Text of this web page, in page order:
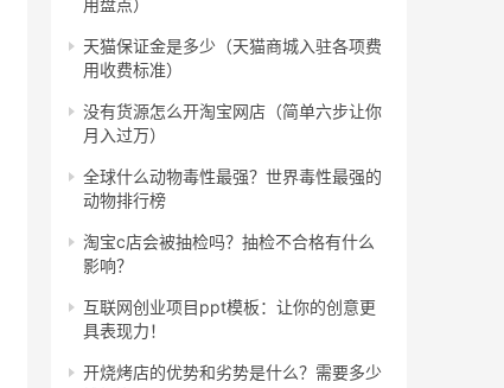
用盘点）
天猫保证金是多少（天猫商城入驻各项费
用收费标准）
没有货源怎么开淘宝网店（简单六步让你
月入过万）
全球什么动物毒性最强？世界毒性最强的
动物排行榜
淘宝c店会被抽检吗？抽检不合格有什么
影响？
互联网创业项目ppt模板：让你的创意更
具表现力！
开烧烤店的优势和劣势是什么？需要多少